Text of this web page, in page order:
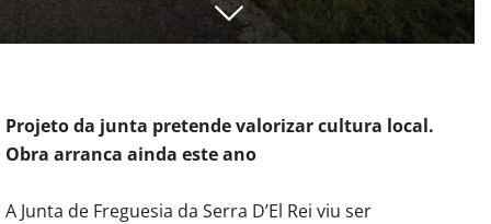
Projeto da junta pretende valorizarcultura local.
Obra arranca ainda este ano
A Junta de Freguesia da Serra D’El Rei viu ser